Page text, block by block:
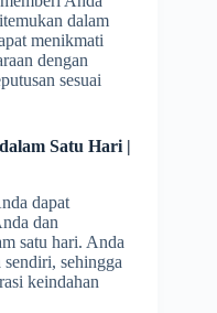
dalam
menikmati
dengan
sesuai
Satu Hari |
dapat
dan
satu hari. Anda
sehingga
keindahan